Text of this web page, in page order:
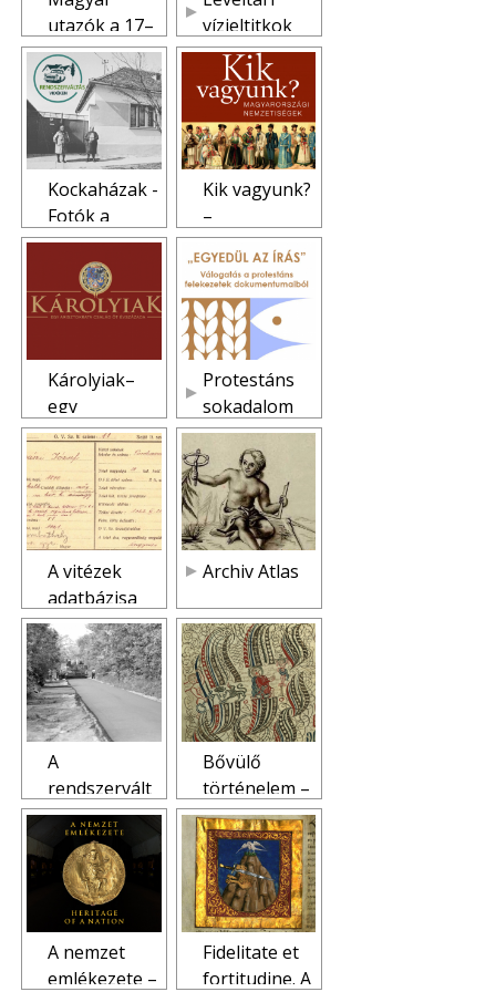
utazók a 17–
19.
században
vízjeltitkok
Kockaházak -
Fotók a
rendszervált
ás előtti
Magyarorszá
g falvairól
Kik vagyunk?
–
Magyarorszá
gi
nemzetisége
k
Károlyiak–
egy
arisztokrata
család öt
évszázada
Protestáns
sokadalom
A vitézek
adatbázisa
(Vármegyei
vitézek)
Archiv Atlas
A
rendszervált
ás évei
Magyarorszá
gon
Bővülő
történelem –
Az elmúlt
tizenöt év
iratajándéko
zásai
A nemzet
emlékezete –
Fidelitate et
fortitudine. A